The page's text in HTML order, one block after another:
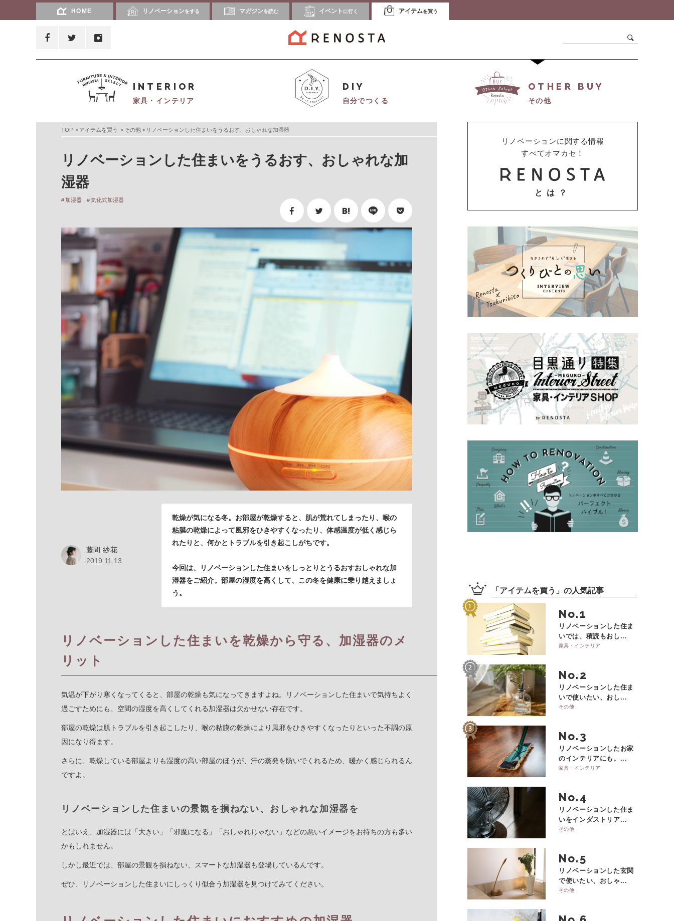
HOME リノベーションをする マガジンを読む イベント に行く アイテムを買う
INTERIOR
家具・インテリア
DIY
自分でつくる
OTHER BUY
その他
TOP アイテムを買う その他 リノベーションした住まいをうるおす、おしゃれな加湿器
リノベーションした住まいをうるおす、おしゃれな加
湿器
加湿器 気化式加湿器
藤間 紗花
2019.11.13
乾燥が気になる冬。お部屋が乾燥すると、肌が荒れてしまったり、喉の
粘膜の乾燥によって風邪をひきやすくなったり、体感温度が低く感じら
れたりと、何かとトラブルを引き起こしがちです。
今回は、リノベーションした住まいをしっとりとうるおすおしゃれな加
湿器をご紹介。部屋の湿度を高くして、この冬を健康に乗り越えましょ
う。
リノベーションした住まいを乾燥から守る、加湿器のメ
リット
気温が下がり寒くなってくると、部屋の乾燥も気になってきますよね。リノベーションした住まいで気持ちよく
過ごすためにも、空間の湿度を高くしてくれる加湿器は欠かせない存在です。
部屋の乾燥は肌トラブルを引き起こしたり、喉の粘膜の乾燥により風邪をひきやすくなったりといった不調の原
因になり得ます。
さらに、乾燥している部屋よりも湿度の高い部屋のほうが、汗の蒸発を防いでくれるため、暖かく感じられるん
ですよ。
リノベーションした住まいの景観を損ねない、おしゃれな加湿器を
とはいえ、加湿器には「大きい」「邪魔になる」「おしゃれじゃない」などの悪いイメージをお持ちの方も多い
かもしれません。
しかし最近では、部屋の景観を損ねない、スマートな加湿器も登場しているんです。
ぜひ、リノベーションした住まいにしっくり似合う加湿器を見つけてみてください。
リノベーションに関する情報
すべてオマカセ！
とは？
「 アイテムを買う 」の人気記事
No.
リノベーションした住ま
いでは、積読もおし...
家具・インテリア
No.
リノベーションした住ま
いで使いたい、おし...
その他
No.
リノベーションしたお家
のインテリアにも。...
家具・インテリア
No.
リノベーションした住ま
いをインダストリア...
その他
No.
リノベーションした玄関
で使いたい、おしゃ...
その他